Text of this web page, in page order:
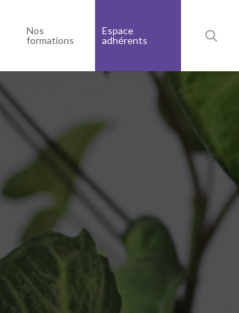
Nos
formations
Espace
adhérents